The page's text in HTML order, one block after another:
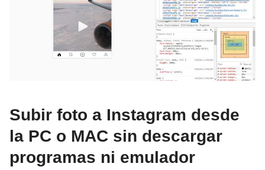
Subir foto a Instagram desde
la PC o MAC sin descargar
programas ni emulador